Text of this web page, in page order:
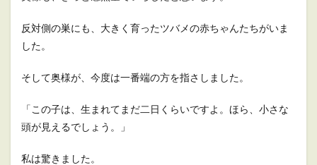
反対側の巣にも、大きく育ったツバメの赤ちゃんたちがいま
した。
そして奥様が、今度は一番端の方を指さしました。
「この子は、生まれてまだ二日くらいですよ。ほら、小さな
頭が見えるでしょう。」
私は驚きました。